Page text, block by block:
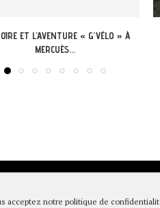
acceptez notre politique de
DELÀ LES FALAISES ET LES
RIVIÈRES,BALADE SUR LE...